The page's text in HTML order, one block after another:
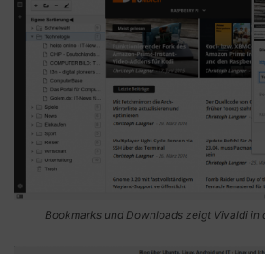
Bookmarks und Downloads zeigt Vivaldi in